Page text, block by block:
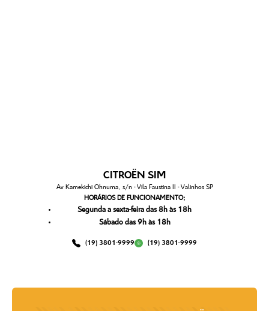
CITROËN SIM
Av Kamekichi Ohnuma, s/n - Vila Faustina II - Valinhos SP
HORÁRIOS DE FUNCIONAMENTO:
Segunda a sexta-feira das 8h às 18h
Sábado das 9h às 18h
(19) 3801-9999 (19) 3801-9999